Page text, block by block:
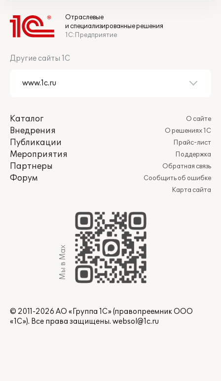
Отраслевые
и специализированные решения
1С:Предприятие
Другие сайты 1С
Каталог
Внедрения
Публикации
Мероприятия
Партнеры
Форум
О сайте
О решениях 1С
Прайс-лист
Поддержка
Обратная связь
Сообщить об ошибке
Карта сайта
Мы в Max
© 2011-2026 АО «Группа 1С» (правопреемник ООО
«1С»). Все права защищены. websol@1c.ru